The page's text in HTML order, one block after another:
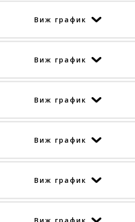
Виж график
Хореограф
GABBIE
GABBIE
Виж график
Хореограф
KRISI
KRISI
Виж график
Хореограф
ELLE
GABBIE
ELLE
Виж график
Хореограф
ELLE
Виж график
Хореограф